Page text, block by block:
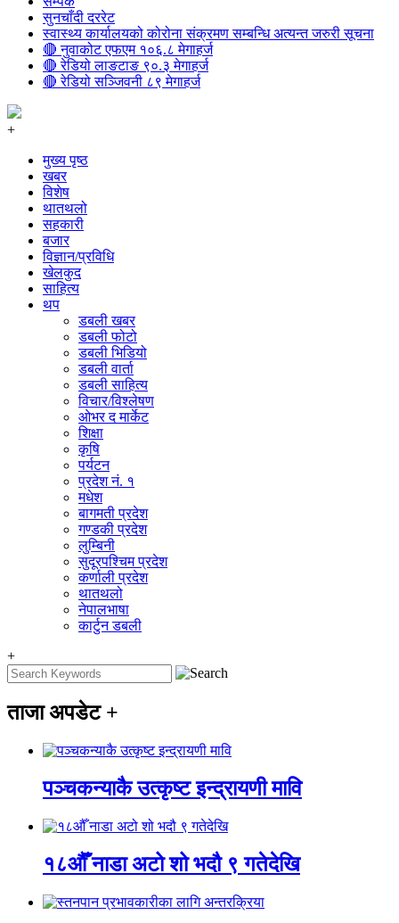
सुनचाँदी दररेट
स्वास्थ्य कार्यालयको कोरोना संक्रमण सम्बन्धि अत्यन्त जरुरी सूचना
🔴 नुवाकोट एफएम १०६.८ मेगाहर्ज
🔴 रेडियो लाङटाङ ९०.३ मेगाहर्ज
🔴 रेडियो सञ्जिवनी ८९ मेगाहर्ज
+
मुख्य पृष्ठ
खबर
विशेष
थातथलो
सहकारी
बजार
विज्ञान/प्रविधि
खेलकुद
साहित्य
थप
डबली खबर
डबली फोटो
डबली भिडियो
डबली वार्ता
डबली साहित्य
विचार/विश्‍लेषण
ओभर द मार्केट
शिक्षा
कृषि
पर्यटन
प्रदेश नं. १
मधेश
बागमती प्रदेश
गण्डकी प्रदेश
लुम्बिनी
सुदूरपश्चिम प्रदेश
कर्णाली प्रदेश
थातथलो
नेपालभाषा
कार्टुन डबली
+
ताजा अपडेट +
पञ्चकन्याकै उत्कृष्ट इन्द्रायणी मावि
१८औँ नाडा अटो शो भदौ ९ गतेदेखि